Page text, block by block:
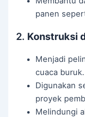
panen
2. Konstruksi
Menjadi
cuaca buruk.
Digunakan
proyek
Melindungi